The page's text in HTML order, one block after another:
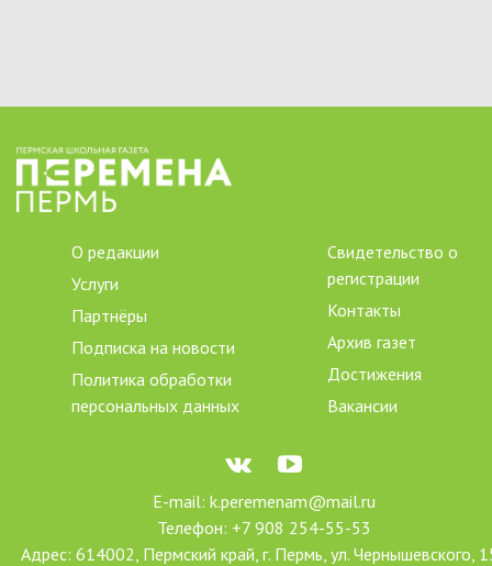
О редакции
Услуги
Партнёры
Подписка на новости
Политика обработки
персональных данных
Свидетельство о
регистрации
Контакты
Архив газет
Достижения
Вакансии
E-mail: k.peremenam@mail.ru
Телефон: +7 908 254-55-53
Адрес: 614002, Пермский край, г. Пермь, ул. Чернышевского,